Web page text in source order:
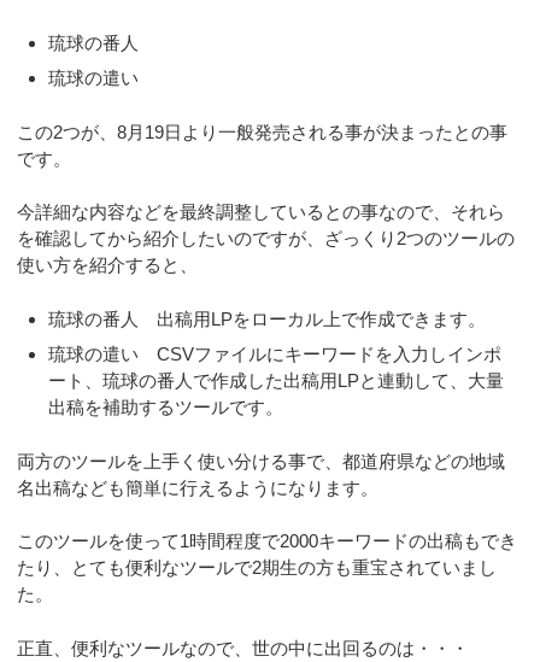
琉球の番人
琉球の遣い
この2つが、8月19日より一般発売される事が決まったとの事
です。
今詳細な内容などを最終調整しているとの事なので、それら
を確認してから紹介したいのですが、ざっくり2つのツールの
使い方を紹介すると、
琉球の番人 出稿用LPをローカル上で作成できます。
琉球の遣い CSVファイルにキーワードを入力しインポ
ート、琉球の番人で作成した出稿用LPと連動して、大量
出稿を補助するツールです。
両方のツールを上手く使い分ける事で、都道府県などの地域
名出稿なども簡単に行えるようになります。
このツールを使って1時間程度で2000キーワードの出稿もでき
たり、とても便利なツールで2期生の方も重宝されていまし
た。
正直、便利なツールなので、世の中に出回るのは・・・